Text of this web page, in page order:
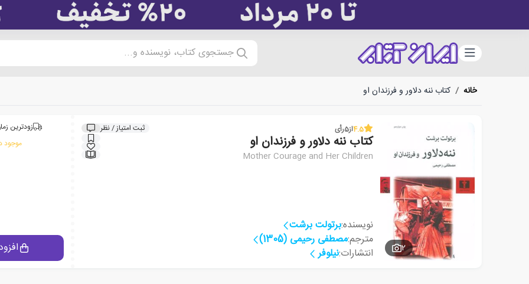
دسته‌بندی جستجوی کتاب، نویسنده و...
خانه / کتاب ننه دلاور و فرزندان او
2
4.5از5رأی ثبت امتیاز / نظر
کتاب ننه دلاور و فرزندان او
Mother Courage and Her Children
نویسنده:برتولت برشت
مترجم:مصطفی رحیمی (1305)
انتشارات:نیلوفر
زودترین
موجود